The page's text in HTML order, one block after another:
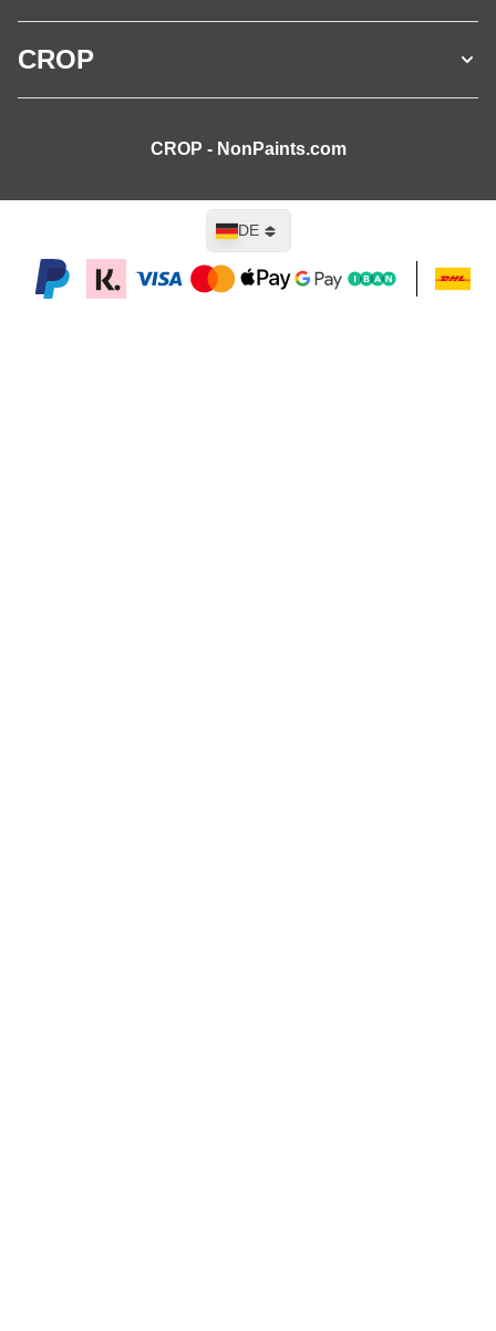
CROP
CROP - NonPaints.com
Sprache
DE